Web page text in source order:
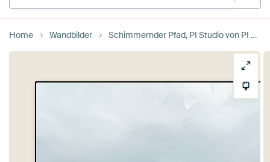
Home Wandbilder Schimmernder Pfad, PI Studio von PI Creative Art